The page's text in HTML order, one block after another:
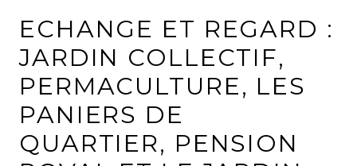
ECHANGE ET REGARD :
JARDIN COLLECTIF,
PERMACULTURE, LES
PANIERS DE
QUARTIER, PENSION